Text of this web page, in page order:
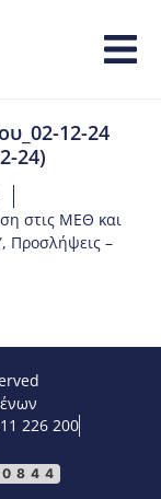
12-24
24)
στις ΜΕΘ και
, Προσλήψεις –
226 200